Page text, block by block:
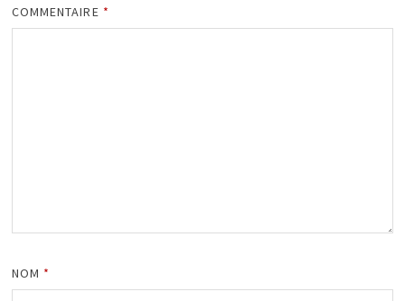
COMMENTAIRE *
NOM *